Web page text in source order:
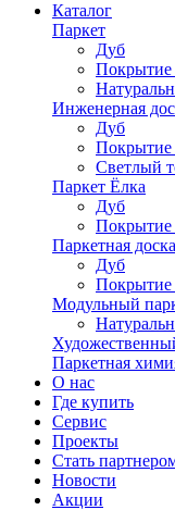
Каталог
Паркет
Дуб
Покрытие
Инженерная
Дуб
Покрытие
Светлый
Паркет Ёлка
Дуб
Покрытие
Паркетная доска
Дуб
Покрытие
Модульный
Паркетная
О нас
Где купить
Сервис
Проекты
Стать
Новости
Акции